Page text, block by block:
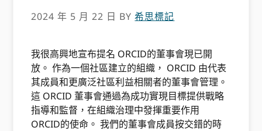
2024 年 5 月 22 日 BY希思標記
我很高興地宣布提名 ORCID的董事會現已開
放。 作為一個社區建立的組織， ORCID 由代表
其成員和更廣泛社區利益相關者的董事會管理。
這 ORCID 董事會通過為成功實現目標提供戰略
指導和監督，在組織治理中發揮重要作用
ORCID的使命。 我們的董事會成員按交錯的時